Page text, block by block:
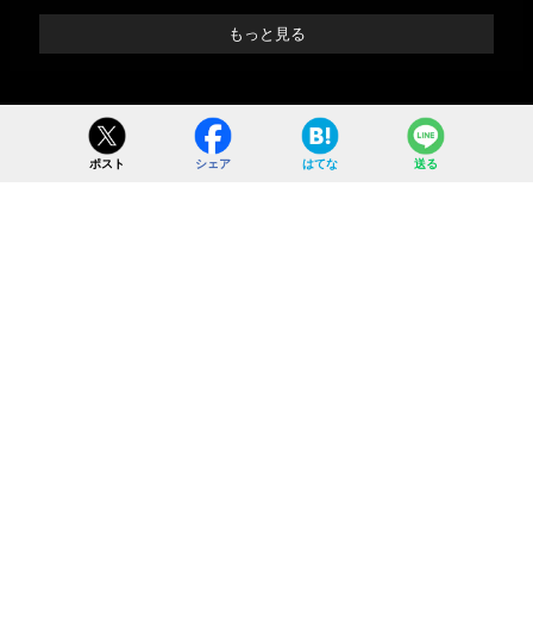
もっと見る
ポスト シェア はてな 送る